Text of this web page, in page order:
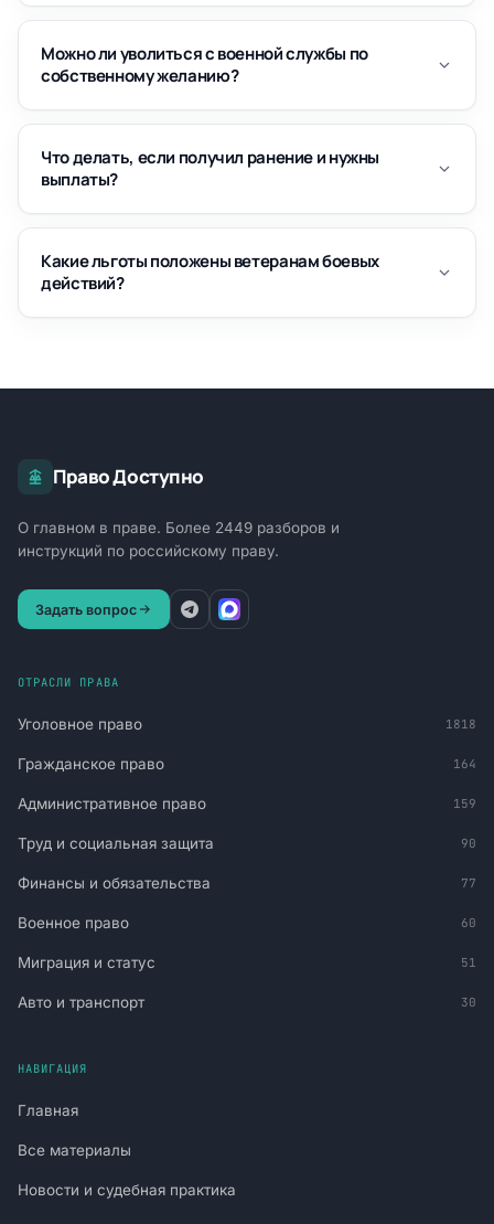
Можно ли уволиться с военной службы по
собственному желанию?
Что делать, если получил ранение и нужны
выплаты?
Какие льготы положены ветеранам боевых
действий?
Право Доступно
О главном в праве. Более 2449 разборов и
инструкций по российскому праву.
Задать вопрос
ОТРАСЛИ ПРАВА
Уголовное право 1818
Гражданское право 164
Административное право 159
Труд и социальная защита 90
Финансы и обязательства 77
Военное право 60
Миграция и статус 51
Авто и транспорт 30
НАВИГАЦИЯ
Главная
Все материалы
Новости и судебная практика